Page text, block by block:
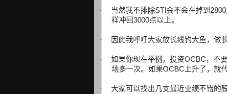
· 当然我不排除STI 会不会在掉到 2800
样冲回 3000点以上。
· 因此我呼吁大家放长线钓大鱼，做
· 如果你现在举例，投资OCBC，不
场多一次。如果OCBC 上升了，就
·
大家可以找出几支最近业绩不错的